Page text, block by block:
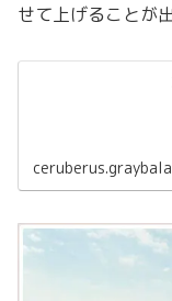
せて上げることが